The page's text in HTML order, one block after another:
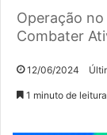
Operação
Combater
12/06/2024
1 minuto de leitura